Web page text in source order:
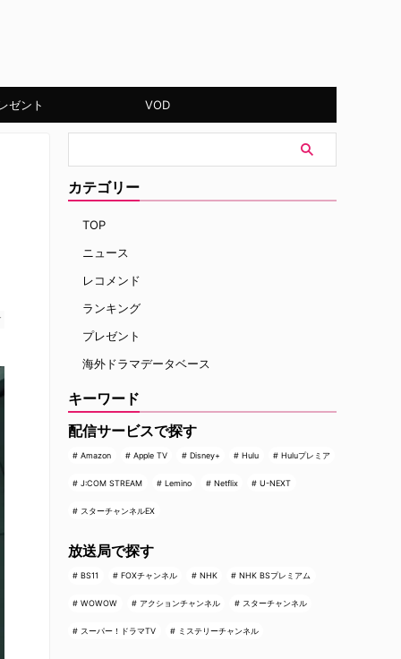
ゼント VOD
カテゴリー
TOP
ニュース
レコメンド
ランキング
プレゼント
海外ドラマデータベース
キーワード
配信サービスで探す
Amazon Apple TV Disney+ Hulu Huluプレミア
J:COM STREAM Lemino Netflix U-NEXT
スターチャンネルEX
放送局で探す
BS11 FOXチャンネル NHK NHK BSプレミアム
WOWOW アクションチャンネル スターチャンネル
スーパー！ドラマTV ミステリーチャンネル